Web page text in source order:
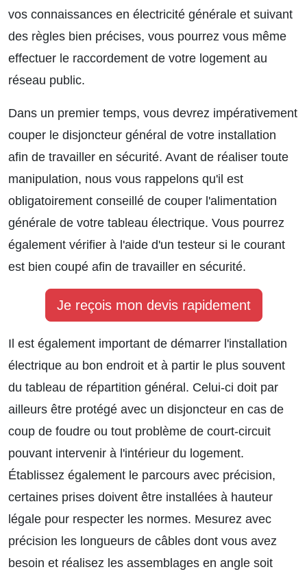
vos connaissances en électricité générale et suivant
des règles bien précises, vous pourrez vous même
effectuer le raccordement de votre logement au
réseau public.
Dans un premier temps, vous devrez impérativement
couper le disjoncteur général de votre installation
afin de travailler en sécurité. Avant de réaliser toute
manipulation, nous vous rappelons qu'il est
obligatoirement conseillé de couper l'alimentation
générale de votre tableau électrique. Vous pourrez
également vérifier à l'aide d'un testeur si le courant
est bien coupé afin de travailler en sécurité.
Je reçois mon devis rapidement
Il est également important de démarrer l'installation
électrique au bon endroit et à partir le plus souvent
du tableau de répartition général. Celui-ci doit par
ailleurs être protégé avec un disjoncteur en cas de
coup de foudre ou tout problème de court-circuit
pouvant intervenir à l'intérieur du logement.
Établissez également le parcours avec précision,
certaines prises doivent être installées à hauteur
légale pour respecter les normes. Mesurez avec
précision les longueurs de câbles dont vous avez
besoin et réalisez les assemblages en angle soit